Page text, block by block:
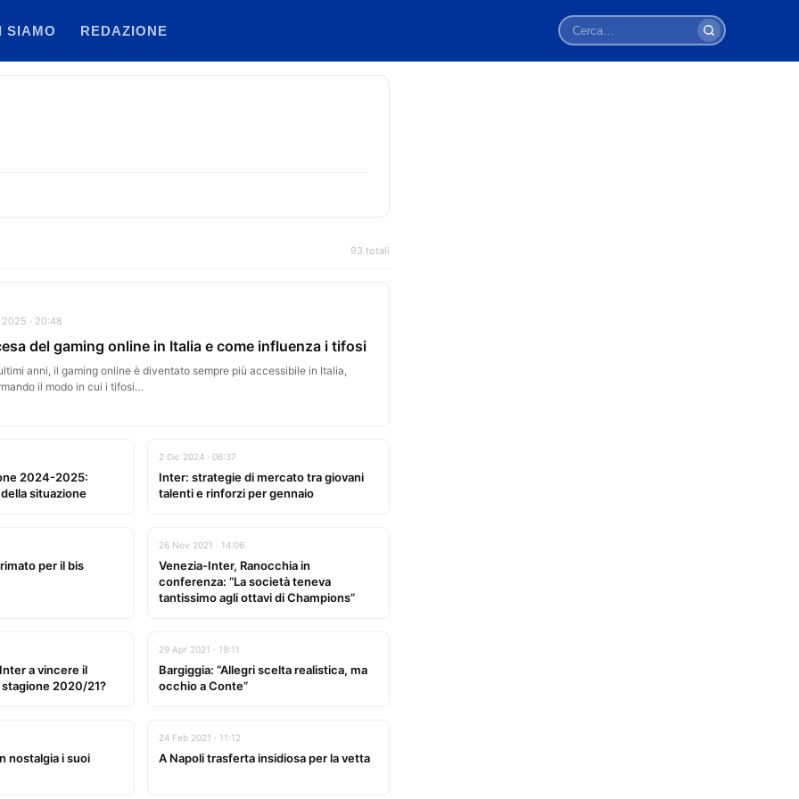
SIAMO REDAZIONE
Cerca
93 totali
2025 · 20:48
del gaming online in Italia e come influenza i tifosi
anni, il gaming online è diventato sempre più accessibile in Italia,
il modo in cui i tifosi…
2024-2025:
situazione
2 Dic 2024 · 06:37
Inter: strategie di mercato tra giovani
talenti e rinforzi per gennaio
per il bis
26 Nov 2021 · 14:06
Venezia-Inter, Ranocchia in
conferenza: “La società teneva
tantissimo agli ottavi di Champions”
a vincere il
2020/21?
29 Apr 2021 · 19:11
Bargiggia: “Allegri scelta realistica, ma
occhio a Conte”
nostalgia i suoi
24 Feb 2021 · 11:12
A Napoli trasferta insidiosa per la vetta